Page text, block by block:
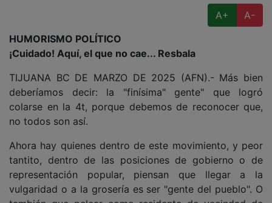
A+
A-
HUMORISMO POLÍTICO
¡Cuidado! Aquí, el que no cae... Resbala
TIJUANA BC DE MARZO DE 2025 (AFN).- Más bien
deberíamos decir: la "finísima" gente" que logró
colarse en la 4t, porque debemos de reconocer que,
no todos son así.
Ahora hay quienes dentro de este movimiento, y peor
tantito, dentro de las posiciones de gobierno o de
representación popular, piensan que llegar a la
vulgaridad o a la grosería es ser "gente del pueblo". O